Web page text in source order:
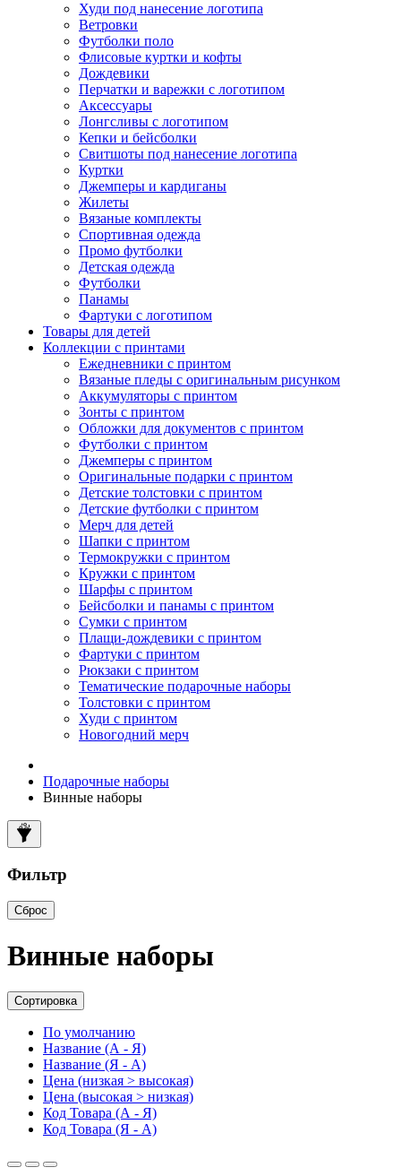
Худи под нанесение логотипа
Ветровки
Футболки поло
Флисовые куртки и кофты
Дождевики
Перчатки и варежки с логотипом
Аксессуары
Лонгсливы с логотипом
Кепки и бейсболки
Свитшоты под нанесение логотипа
Куртки
Джемперы и кардиганы
Жилеты
Вязаные комплекты
Спортивная одежда
Промо футболки
Детская одежда
Футболки
Панамы
Фартуки с логотипом
Товары для детей
Коллекции с принтами
Ежедневники с принтом
Вязаные пледы с оригинальным рисунком
Аккумуляторы с принтом
Зонты с принтом
Обложки для документов с принтом
Футболки с принтом
Джемперы с принтом
Оригинальные подарки с принтом
Детские толстовки с принтом
Детские футболки с принтом
Мерч для детей
Шапки с принтом
Термокружки с принтом
Кружки с принтом
Шарфы с принтом
Бейсболки и панамы с принтом
Сумки с принтом
Плащи-дождевики с принтом
Фартуки с принтом
Рюкзаки с принтом
Тематические подарочные наборы
Толстовки с принтом
Худи с принтом
Новогодний мерч
Подарочные наборы
Винные наборы
Фильтр
Сброс
Винные наборы
Сортировка
По умолчанию
Название (А - Я)
Название (Я - А)
Цена (низкая > высокая)
Цена (высокая > низкая)
Код Товара (А - Я)
Код Товара (Я - А)